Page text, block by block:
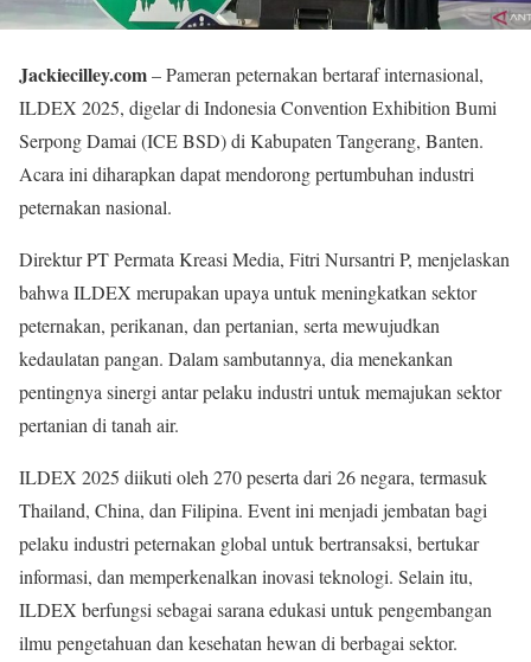
Jackiecilley.com– Pameran peternakan bertaraf internasional,
ILDEX 2025, digelar di Indonesia Convention Exhibition Bumi
Serpong Damai (ICE BSD) di Kabupaten Tangerang, Banten.
Acara ini diharapkan dapat mendorong pertumbuhan industri
peternakan nasional.
Direktur PT Permata Kreasi Media, Fitri Nursantri P, menjelaskan
bahwa ILDEX merupakan upaya untuk meningkatkan sektor
peternakan, perikanan, dan pertanian, serta mewujudkan
kedaulatan pangan. Dalam sambutannya, dia menekankan
pentingnya sinergi antar pelaku industri untuk memajukan sektor
pertanian di tanah air.
ILDEX 2025 diikuti oleh 270 peserta dari 26 negara, termasuk
Thailand, China, dan Filipina. Event ini menjadi jembatan bagi
pelaku industri peternakan global untuk bertransaksi, bertukar
informasi, dan memperkenalkan inovasi teknologi. Selain itu,
ILDEX berfungsi sebagai sarana edukasi untuk pengembangan
ilmu pengetahuan dan kesehatan hewan di berbagai sektor.